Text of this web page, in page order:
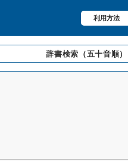
利用方法
辞書検索 （五十音順）